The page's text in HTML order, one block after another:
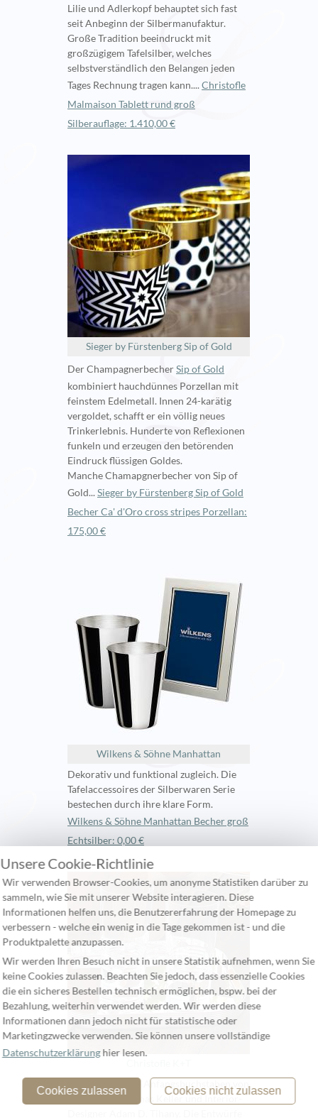
Lilie und Adlerkopf behauptet sich fast
seit Anbeginn der Silbermanufaktur.
Große Tradition beeindruckt mit
großzügigem Tafelsilber, welches
selbstverständlich den Belangen jeden
Tages Rechnung tragen kann.... Christofle
Malmaison Tablett rund groß
Silberauflage: 1.410,00 €
Sieger by Fürstenberg Sip of Gold
Der ChampagnerbecherSip of Gold
kombiniert hauchdünnes Porzellan mit
feinstem Edelmetall. Innen 24-karätig
vergoldet, schafft er ein völlig neues
Trinkerlebnis. Hunderte von Reflexionen
funkeln und erzeugen den betörenden
Eindruck flüssigen Goldes.
Manche Chamapgnerbecher von Sip of
Gold... Sieger by Fürstenberg Sip of Gold
Becher Ca' d'Oro cross stripes Porzellan:
175,00 €
Wilkens & Söhne Manhattan
Dekorativ und funktional zugleich. Die
Tafelaccessoires der Silberwaren Serie
bestechen durch ihre klare Form.
Wilkens & Söhne Manhattan Becher groß
Echtsilber: 0,00 €
K+T steht für die Anfangsbuchstaben von
Sternekoch Thomas Keller und Interior-
Unsere Cookie-Richtlinie
Wir verwenden Browser-Cookies, um anonyme Statistiken darüber zu
sammeln, wie Sie mit unserer Website interagieren. Diese
Informationen helfen uns, die Benutzererfahrung der Homepage zu
verbessern - welche ein wenig in die Tage gekommen ist - und die
Produktpalette anzupassen.
Wir werden Ihren Besuch nicht in unsere Statistik aufnehmen, wenn Sie
keine Cookies zulassen. Beachten Sie jedoch, dass essenzielle Cookies
die ein sicheres Bestellen technisch ermöglichen, bspw. bei der
Bezahlung, weiterhin verwendet werden. Wir werden diese
Informationen dann jedoch nicht für statistische oder
Marketingzwecke verwenden. Sie können unsere vollständige
Datenschutzerklärunghier lesen.
Cookies zulassen Cookies nicht zulassen